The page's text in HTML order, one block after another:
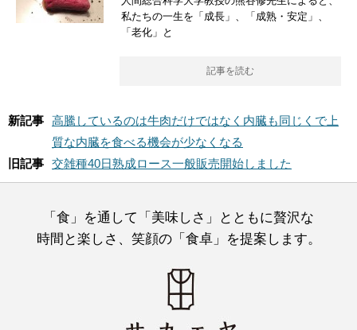
私たちの一生を「成長」、「成熟・安定」、
「老化」と
記事を読む
新記事 高騰しているのは牛肉だけではなく内臓も同じくで上
質な内臓を食べる機会が少なくなる
旧記事 交雑種40日熟成ロース一般販売開始しました
「食」を通して「美味しさ」とともに贅沢な
時間と楽しさ、笑顔の「食卓」を提案します。